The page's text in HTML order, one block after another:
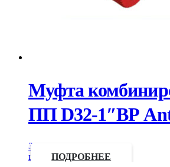
Муфта
ПП D32-1″ВР
Запросить
цену
ПОДРОБНЕЕ